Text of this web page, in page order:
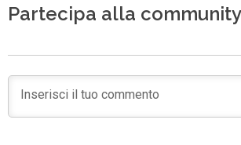
Partecipa alla community